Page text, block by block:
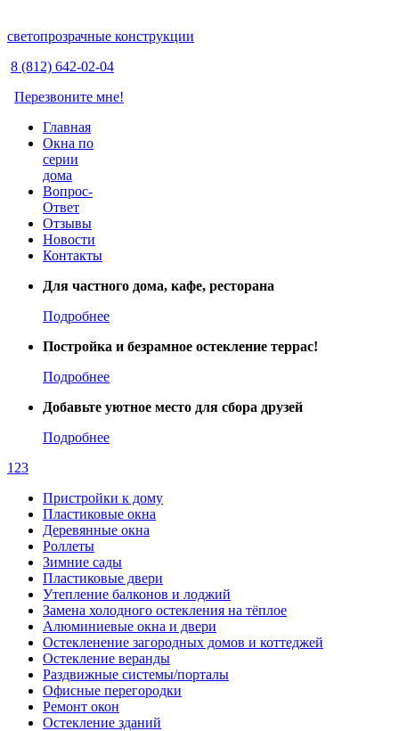
светопрозрачные конструкции
8 (812) 642-02-04
Перезвоните мне!
Главная
Окна по
серии
дома
Вопрос-
Ответ
Отзывы
Новости
Контакты
Для частного дома, кафе, ресторана
Подробнее
Постройка и безрамное остекление террас!
Подробнее
Добавьте уютное место для сбора друзей
Подробнее
1 23
Пристройки к дому
Пластиковые окна
Деревянные окна
Роллеты
Зимние сады
Пластиковые двери
Утепление балконов и лоджий
Замена холодного остекления на тёплое
Алюминиевые окна и двери
Остекленение загородных домов и коттеджей
Остекление веранды
Раздвижные системы/порталы
Офисные перегородки
Ремонт окон
Остекление зданий